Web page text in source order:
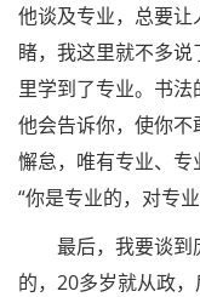
他谈及专业，总要
睹，我这里就不多
里学到了专业。书法
他会告诉你，使你
懈怠，唯有专业、专
“你是专业的，对专
最后，我要谈到
的，20多岁就从政